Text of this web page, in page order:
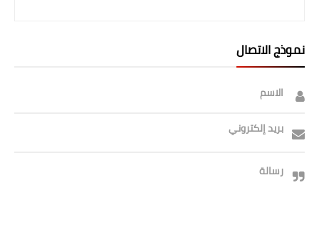
نموذج الاتصال
الاسم
بريد إلكتروني
رسالة